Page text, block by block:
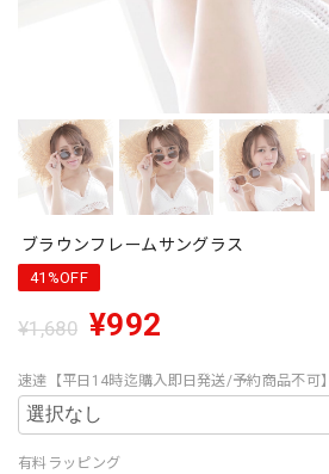
ブラウンフレームサングラス
41%OFF
¥1,680 ¥992
速達【平日14時迄購入即日発送/予約商品不可】
有料ラッピング